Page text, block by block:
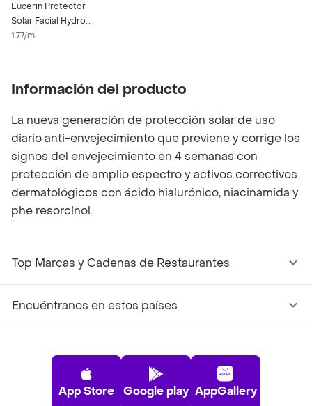
Eucerin Protector
Solar Facial Hydro
Fluid Fps50+ 50 mL
1.77/ml
Información del producto
La nueva generación de protección solar de uso
diario anti-envejecimiento que previene y corrige los
signos del envejecimiento en 4 semanas con
protección de amplio espectro y activos correctivos
dermatológicos con ácido hialurónico, niacinamida y
phe resorcinol.
Top Marcas y Cadenas de Restaurantes
Encuéntranos en estos países
App Store Google play AppGallery